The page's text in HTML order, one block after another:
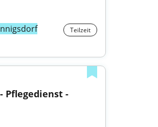
Teilzeit
Pflegedienst -